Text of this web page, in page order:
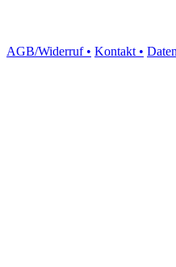
AGB/Widerruf • Kontakt •